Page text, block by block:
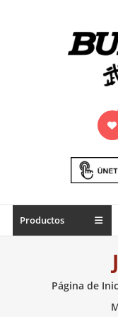
marciales
Todo
necesario
Productos
Página de